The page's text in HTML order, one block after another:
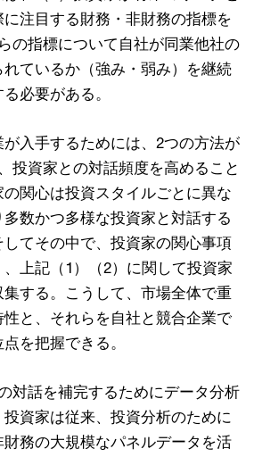
注⽬する財務・⾮財務の指標を
の指標について⾃社が同業他社の
ているか（強み・弱み）を継続
必要がある。
⼊⼿するためには、2つの⽅法が
投資家との対話頻度を⾼めること
関⼼は投資スタイルごとに異な
数かつ多様な投資家と対話する
てその中で、投資家の関⼼事項
上記（1）（2）に関して投資家
する。こうして、市場全体で重
と、それらを⾃社と競合企業で
を把握できる。
対話を補完するためにデータ分析
資家は従来、投資分析のために
務の⼤規模なパネルデータを活